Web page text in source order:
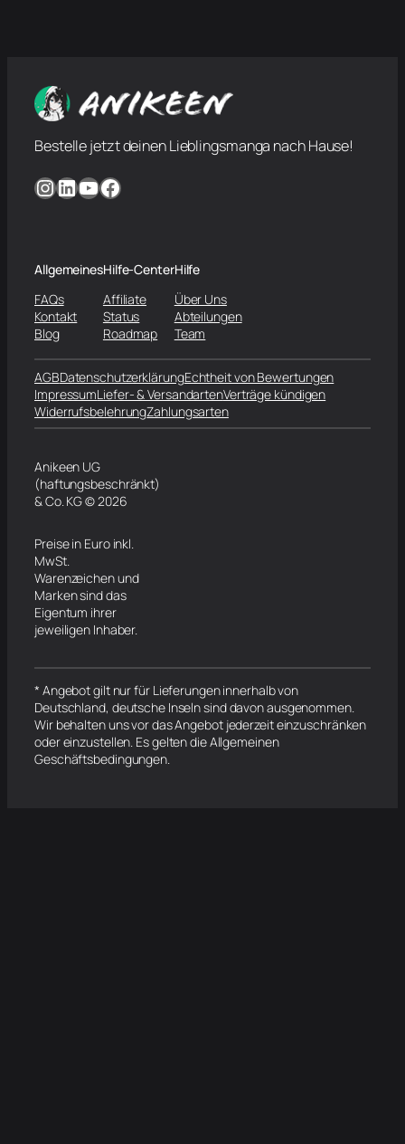
Bestelle jetzt deinen Lieblingsmanga nach Hause!
InstagramLinkedIn YouTube Facebook
Allgemeines
FAQs
Kontakt
Blog
Hilfe-Center
Affiliate
Status
Roadmap
Hilfe
Über Uns
Abteilungen
Team
AGBDatenschutzerklärungEchtheit von Bewertungen
ImpressumLiefer- & VersandartenVerträge kündigen
WiderrufsbelehrungZahlungsarten
Anikeen UG
(haftungsbeschränkt)
& Co. KG © 2026
Preise in Euro inkl.
MwSt.
Warenzeichen und
Marken sind das
Eigentum ihrer
jeweiligen Inhaber.
* Angebot gilt nur für Lieferungen innerhalb von
Deutschland, deutsche Inseln sind davon ausgenommen.
Wir behalten uns vor das Angebot jederzeit einzuschränken
oder einzustellen. Es gelten die Allgemeinen
Geschäftsbedingungen.